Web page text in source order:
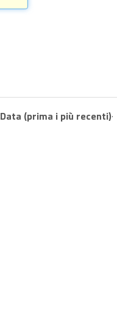
Data (prima i più recenti)·